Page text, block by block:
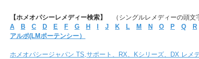
【ホメオパシーレメディー検索】
（シングルレメディーの頭文
A
B C D E F G H J K L M N O P Q R
アルポ(LMポーテンシー）
ホメオパシージャパン TS,サポート、RX、Kシリーズ、DX レメ